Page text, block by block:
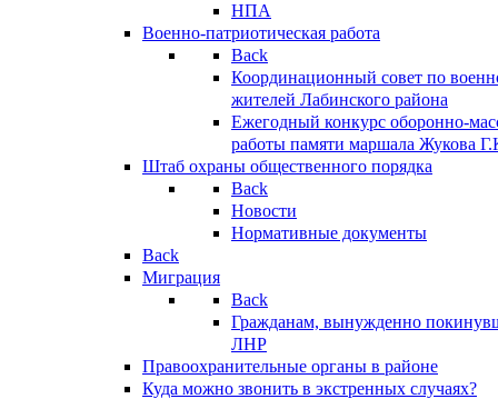
НПА
Военно-патриотическая работа
Back
Координационный совет по
жителей Лабинского района
Ежегодный конкурс оборонно-
работы памяти маршала Жукова
Штаб охраны общественного порядка
Back
Новости
Нормативные документы
Back
Миграция
Back
Гражданам, вынужденно
ЛНР
Правоохранительные органы в районе
Куда можно звонить в экстренных случаях?